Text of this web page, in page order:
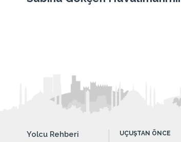
Yolcu Rehberi
UÇUŞTAN ÖNCE